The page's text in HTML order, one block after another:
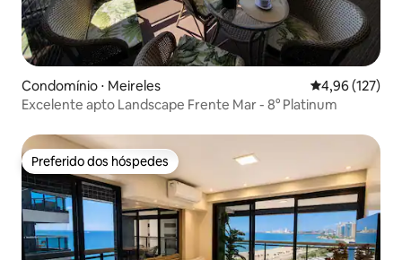
Condomínio ⋅ Meireles 4,96 de uma
4,96 (127)
Excelente apto Landscape Frente Mar - 8° Platinum
Preferido dos hóspedes
Preferido dos hóspedes